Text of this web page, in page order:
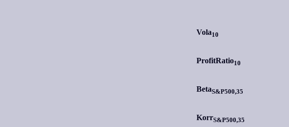
Vola10
ProfitRatio10
BetaS&P500,35
KorrS&P500,35